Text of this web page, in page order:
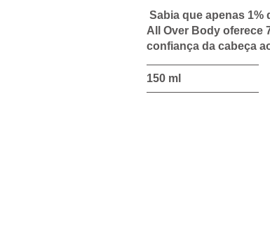
Sabia que apenas 1%
All Over Body oferece
confiança da cabeça
150 ml